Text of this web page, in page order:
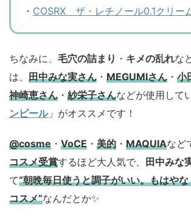
・ COSRX ザ・レチノール0.1クリー
ちなみに、 毛穴の詰まり ・ キメの乱れな
は、 田中みな実さん ・ MEGUMIさん ・ 小
神崎恵さん ・ 紗栄子さんなどが使用して
ンピール」がオススメです！
@cosme ・ VoCE ・ 美的 ・ MAQUIAなど
コスメ受賞するほど大人気で、 田中みな
て“朝晩毎日使うと調子がいい。もはや
コスメ”なんだとか✨